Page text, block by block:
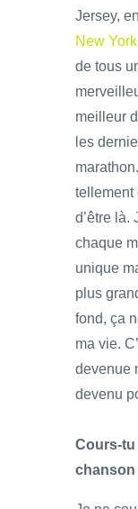
Jersey,
New York
de tous
meilleur
les
tellement
d’être là.
chaque
unique
plus
fond, ça
ma vie.
devenue
devenu
Cours-tu
chanson